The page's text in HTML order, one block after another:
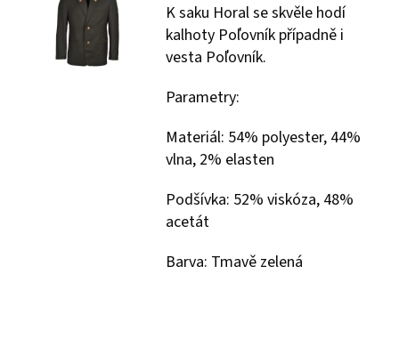
K saku Horal se skvěle hodí
kalhoty Poľovník případně i
vesta Poľovník.
Parametry:
Materiál: 54% polyester, 44%
vlna, 2% elasten
Podšívka: 52% viskóza, 48%
acetát
Barva: Tmavě zelená